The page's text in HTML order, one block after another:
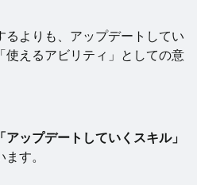
るよりも、アップデートしてい
使えるアビリティ」としての意
「アップデートしていくスキル」
す。